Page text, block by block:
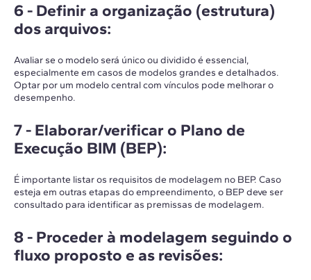
6 - Definir a organização (estrutura)
dos arquivos:
Avaliar se o modelo será único ou dividido é essencial,
especialmente em casos de modelos grandes e detalhados.
Optar por um modelo central com vínculos pode melhorar o
desempenho.
7 - Elaborar/verificar o Plano de
Execução BIM (BEP):
É importante listar os requisitos de modelagem no BEP. Caso
esteja em outras etapas do empreendimento, o BEP deve ser
consultado para identificar as premissas de modelagem.
8 - Proceder à modelagem seguindo o
fluxo proposto e as revisões: